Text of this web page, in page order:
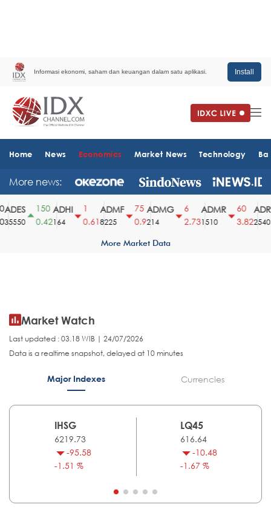
Informasi ekonomi, saham dan keuangan dalam satu aplikasi. Install
Home News Economics Market News Technology
More news:
150
0.42
ADHI
164
0.61
ADMF
8225
75
0.9
ADMG
214
2.73
ADMR
1510
60
3.822540
More Market Data
Market Watch
Last updated : 03.18 WIB | 24/07/2026
Data is a realtime snapshot, delayed at 10 minutes
Major Indexes Currencies
IHSG
6219.73
-95.58
-1.51 %
LQ45
616.64
-10.48
-1.67 %